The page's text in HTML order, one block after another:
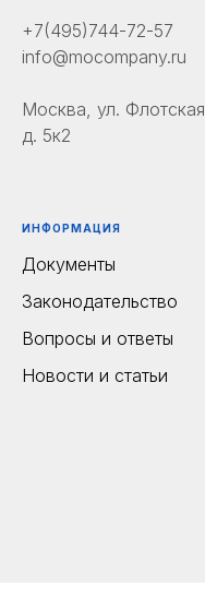
+7(495)744-72-57
info@mocompany.ru
Москва, ул. Флотская,
д. 5к2
ИНФОРМАЦИЯ
Документы
Законодательство
Вопросы и ответы
Новости и статьи